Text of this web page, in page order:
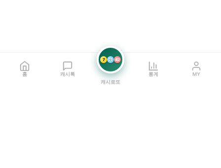
홈 캐시톡
7 21 42
캐시로또
통계 MY